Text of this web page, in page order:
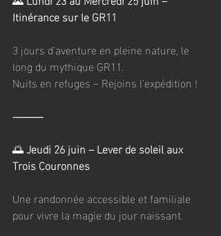
Itinérance sur le GR11
3 jours d’aventure en pleine nature, le
long du mythique GR11.
Nuits en refuges – Rejoins l’expédition !
⸻
🌅 Jeudi 26 juin – Lever de soleil aux
Trois Couronnes
Une randonnée accessible et familiale
pour vivre la magie du jour naissant.